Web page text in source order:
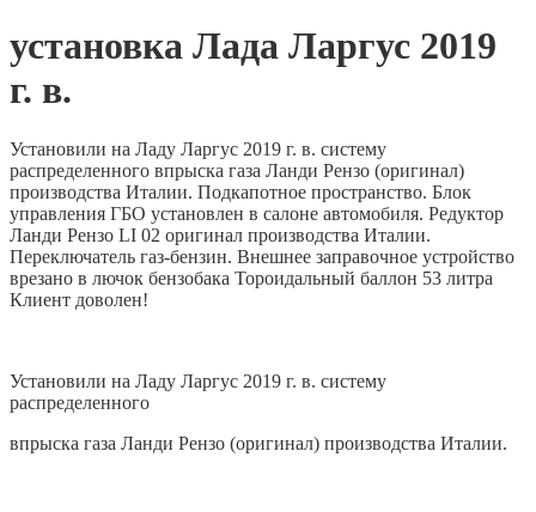
установка Лада Ларгус 2019
г. в.
Установили на Ладу Ларгус 2019 г. в. систему
распределенного впрыска газа Ланди Рензо (оригинал)
производства Италии. Подкапотное пространство. Блок
управления ГБО установлен в салоне автомобиля. Редуктор
Ланди Рензо LI 02 оригинал производства Италии.
Переключатель газ-бензин. Внешнее заправочное устройство
врезано в лючок бензобака Тороидальный баллон 53 литра
Клиент доволен!
Установили на Ладу Ларгус 2019 г. в. систему
распределенного
впрыска газа Ланди Рензо (оригинал) производства Италии.